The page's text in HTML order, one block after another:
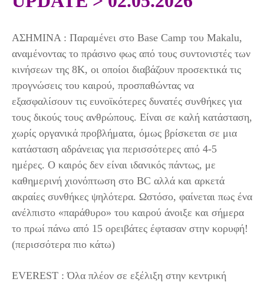
ΑΣΗΜΙΝΑ : Παραμένει στο Base Camp του Makalu,
αναμένοντας το πράσινο φως από τους συντονιστές των
κινήσεων της 8Κ, οι οποίοι διαβάζουν προσεκτικά τις
προγνώσεις του καιρού, προσπαθώντας να
εξασφαλίσουν τις ευνοϊκότερες δυνατές συνθήκες για
τους δικούς τους ανθρώπους. Είναι σε καλή κατάσταση,
χωρίς οργανικά προβλήματα, όμως βρίσκεται σε μια
κατάσταση αδράνειας για περισσότερες από 4-5
ημέρες. Ο καιρός δεν είναι ιδανικός πάντως, με
καθημερινή χιονόπτωση στο BC αλλά και αρκετά
ακραίες συνθήκες ψηλότερα. Ωστόσο, φαίνεται πως ένα
ανέλπιστο «παράθυρο» του καιρού άνοιξε και σήμερα
το πρωί πάνω από 15 ορειβάτες έφτασαν στην κορυφή!
(περισσότερα πιο κάτω)
EVEREST : Όλα πλέον σε εξέλιξη στην κεντρική